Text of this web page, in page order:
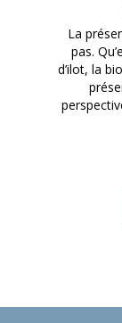
La
pas.
d’ilot, la